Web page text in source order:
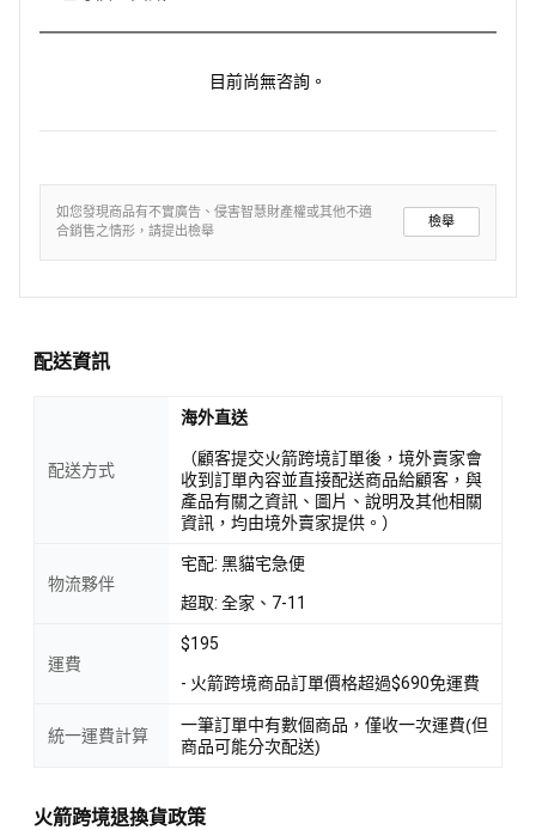
目前尚無咨詢。
如您發現商品有不實廣告、侵害智慧財產權或其他不適
合銷售之情形，請提出檢舉
檢舉
配送資訊
配送方式
海外直送
（顧客提交火箭跨境訂單後，境外賣家會
收到訂單內容並直接配送商品給顧客，與
產品有關之資訊、圖片、說明及其他相關
資訊，均由境外賣家提供。）
物流夥伴
宅配: 黑貓宅急便
超取: 全家、7-11
運費
$195
- 火箭跨境商品訂單價格超過$690免運費
統一運費計算
一筆訂單中有數個商品，僅收一次運費(但
商品可能分次配送)
火箭跨境退換貨政策